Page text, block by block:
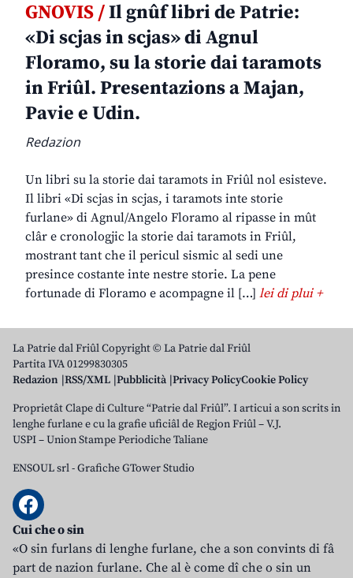
GNOVIS /Il gnûf libri de Patrie:
«Di scjas in scjas» di Agnul
Floramo, su la storie dai taramots
in Friûl. Presentazions a Majan,
Pavie e Udin.
Redazion
Un libri su la storie dai taramots in Friûl nol esisteve.
Il libri «Di scjas in scjas, i taramots inte storie
furlane» di Agnul/Angelo Floramo al ripasse in mût
clâr e cronologjic la storie dai taramots in Friûl,
mostrant tant che il pericul sismic al sedi une
presince costante inte nestre storie. La pene
fortunade di Floramo e acompagne il […] lei di plui +
La Patrie dal Friûl Copyright © La Patrie dal Friûl
Partita IVA 01299830305
Redazion RSS/XML Pubblicità Privacy PolicyCookie Policy
Proprietât Clape di Culture “Patrie dal Friûl”. I articui a son scrits in
lenghe furlane e cu la grafie uficiâl de Regjon Friûl – V.J.
USPI – Union Stampe Periodiche Taliane
ENSOUL srl-Grafiche GTower Studio
Cui che o sin
«O sin furlans di lenghe furlane, che a son convints di fâ
part de nazion furlane. Che al è come dî che o sin un